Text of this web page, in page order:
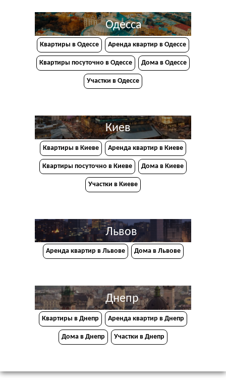
Одесса
Квартиры в Одессе Аренда квартир в Одессе
Квартиры посуточно в Одессе Дома в Одессе
Участки в Одессе
Киев
Квартиры в Киеве Аренда квартир в Киеве
Квартиры посуточно в Киеве Дома в Киеве
Участки в Киеве
Львов
Аренда квартир в Львове Дома в Львове
Днепр
Квартиры в Днепр Аренда квартир в Днепр
Дома в Днепр Участки в Днепр